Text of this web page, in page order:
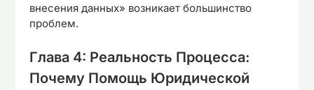
внесения данных» возникает большинство
проблем.
Глава 4: Реальность Процесса:
Почему Помощь Юридической